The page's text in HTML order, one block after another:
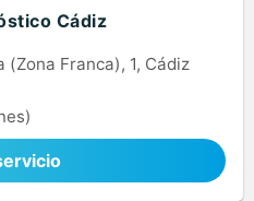
Cádiz
(Zona Franca), 1, Cádiz